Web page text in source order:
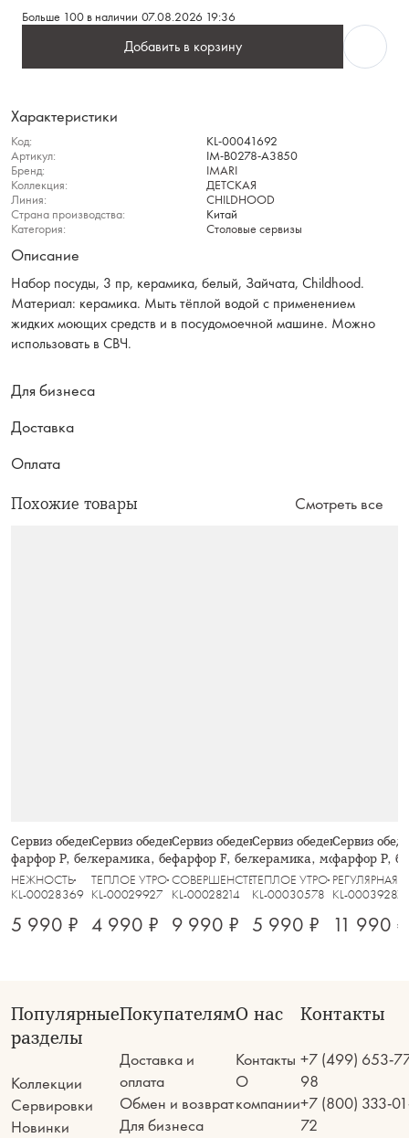
Больше 100 в наличии 07.08.2026 19:36
Добавить в корзину
Характеристики
Код:
KL-00041692
Артикул:
IM-B0278-A3850
Бренд:
IMARI
Коллекция:
ДЕТСКАЯ
Линия:
CHILDHOOD
Страна производства:
Китай
Категория:
Столовые сервизы
Описание
Набор посуды, 3 пр, керамика, белый, Зайчата, Childhood.
Материал: керамика. Мыть тёплой водой с применением
жидких моющих средств и в посудомоечной машине. Можно
использовать в СВЧ.
Для бизнеса
Доставка
Оплата
Похожие товары Смотреть все
Сервиз обеденный, 6 перс, 18 пр,
фарфор P, белый, Цветы и листья,
Florance
НЕЖНОСТЬ
KL-00028369
5 990 ₽
Сервиз обеденный, 6 перс, 18 пр,
керамика, белый, в крапинку,
Scanno
ТЕПЛОЕ УТРО
KL-00029927
4 990 ₽
Сервиз обеденный, 6 перс, 18 пр,
фарфор F, белый, Excellence
СОВЕРШЕНСТВО
KL-00028214
9 990 ₽
Сервиз обеденный, 6
керамика, молочный, в
Viveiro
ТЕПЛОЕ УТРО
KL-00030578
5 990 ₽
Сервиз
фарфор P,
кантом,
РЕГУЛЯРНАЯ
KL-00039287
11 990 ₽
Популярные
разделы
Коллекции
Сервировки
Новинки
Покупателям
Доставка и
оплата
Обмен и возврат
Для бизнеса
О нас
Контакты
О
компании
Контакты
+7 (499) 653-
98
+7 (800) 333-
72